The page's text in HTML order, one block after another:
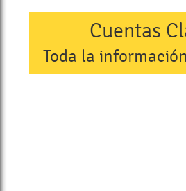
Cuentas
Toda la